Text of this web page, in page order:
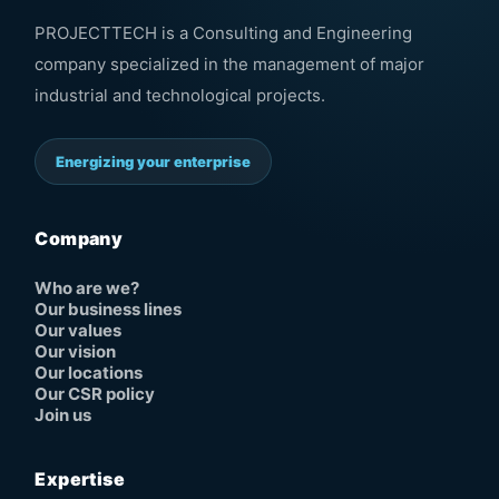
PROJECTTECH is a Consulting and Engineering
company specialized in the management of major
industrial and technological projects.
Energizing your enterprise
Company
Who are we?
Our business lines
Our values
Our vision
Our locations
Our CSR policy
Join us
Expertise